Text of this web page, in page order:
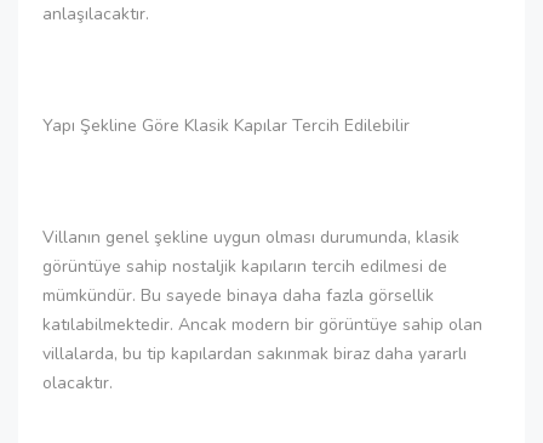
anlaşılacaktır.
Yapı Şekline Göre Klasik Kapılar Tercih Edilebilir
Villanın genel şekline uygun olması durumunda, klasik
görüntüye sahip nostaljik kapıların tercih edilmesi de
mümkündür. Bu sayede binaya daha fazla görsellik
katılabilmektedir. Ancak modern bir görüntüye sahip olan
villalarda, bu tip kapılardan sakınmak biraz daha yararlı
olacaktır.